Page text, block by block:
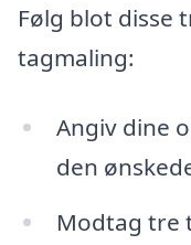
Følg blot disse
tagmaling:
Angiv dine
den
Modtag tre